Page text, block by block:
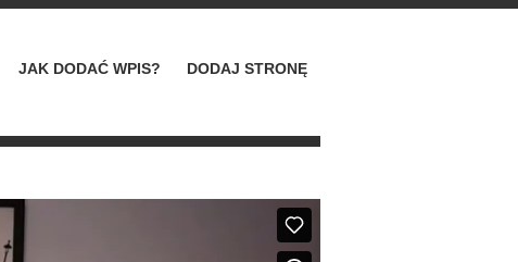
JAK DODAĆ WPIS? DODAJ STRONĘ